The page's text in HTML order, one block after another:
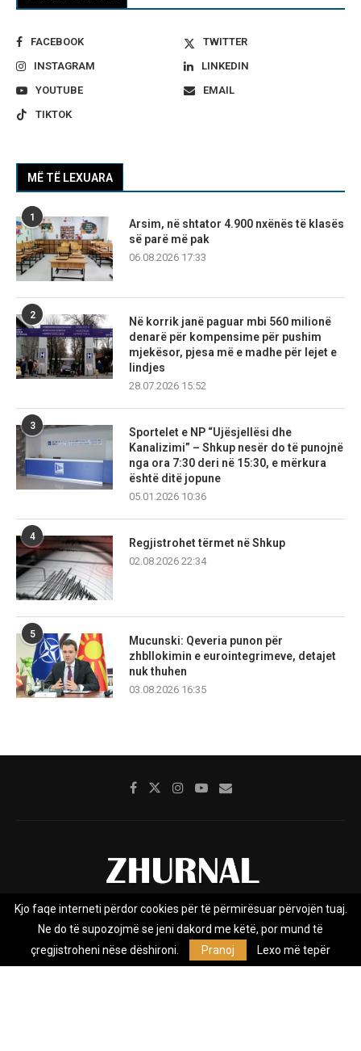
FACEBOOK
TWITTER
INSTAGRAM
LINKEDIN
YOUTUBE
EMAIL
TIKTOK
MË TË LEXUARA
1
Arsim, në shtator 4.900 nxënës të klasës
së parë më pak
06.08.2026 17:33
2
Në korrik janë paguar mbi 560 milionë
denarë për kompensime për pushim
mjekësor, pjesa më e madhe për lejet e
lindjes
28.07.2026 15:52
3
Sportelet e NP “Ujësjellësi dhe
Kanalizimi” – Shkup nesër do të punojnë
nga ora 7:30 deri në 15:30, e mërkura
është ditë jopune
05.01.2026 10:36
4
Regjistrohet tërmet në Shkup
02.08.2026 22:34
5
Mucunski: Qeveria punon për
zhbllokimin e eurointegrimeve, detajet
nuk thuhen
03.08.2026 16:35
Rreth nesh Impresumi Marketing
Privacy Policy
Zhurnal.mk është Agjenci e Lajmeve e pavarur, e themeluar në vitin
Kjo faqe interneti përdor cookies për të përmirësuar përvojën tuaj.
Ne do të supozojmë se jeni dakord me këtë, por mund të
çregjistroheni nëse dëshironi.
Pranoj Lexo më tepër